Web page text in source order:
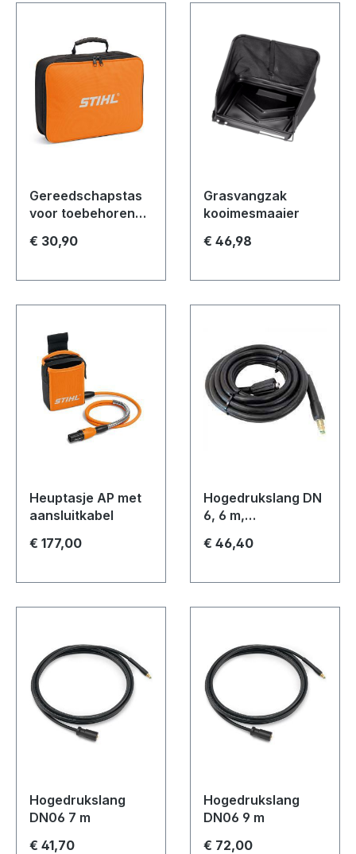
Gereedschapstas
voor toebehoren
€ 30,90
Grasvangzak
kooimesmaaier
€ 46,98
Heuptasje AP met
aansluitkabel
€ 177,00
Hogedrukslang DN
6, 6 m,
€ 46,40
Hogedrukslang
DN06 7 m
€ 41,70
Hogedrukslang
DN06 9 m
€ 72,00